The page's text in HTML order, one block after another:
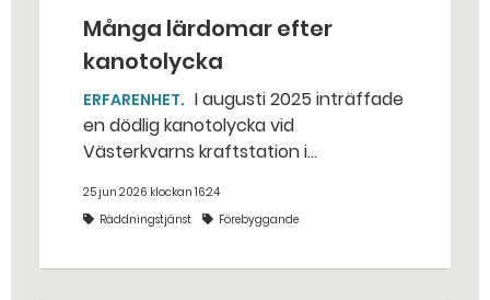
Många lärdomar efter
kanotolycka
ERFARENHET
en dödlig kanotolycka vid
Västerkvarns kraftstation i
25 jun 2026 klockan 16:24
Räddningstjänst
Förebyggande